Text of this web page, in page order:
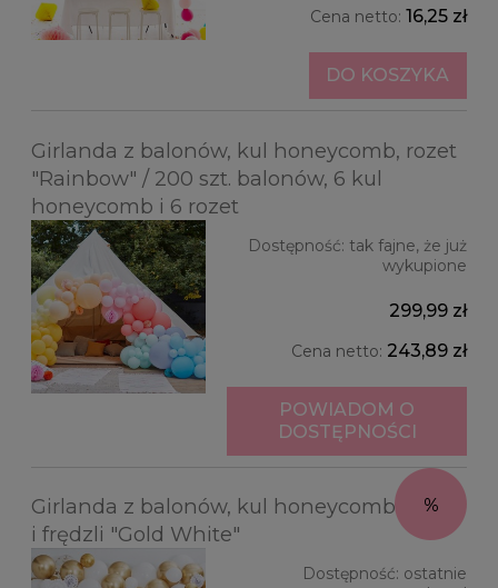
Cena netto: 16,25 zł
DO KOSZYKA
Girlanda z balonów, kul honeycomb, rozet
"Rainbow" / 200 szt. balonów, 6 kul
honeycomb i 6 rozet
Dostępność: tak fajne, że już
wykupione
299,99 zł
Cena netto: 243,89 zł
POWIADOM O
DOSTĘPNOŚCI
Girlanda z balonów, kul honeycomb, rozet
i frędzli "Gold White"
Dostępność: ostatnie